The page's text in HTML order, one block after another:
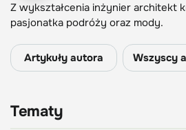
Z wykształcenia inżynier architekt
pasjonatka podróży oraz mody.
Artykuły autora Wszyscy
Tematy